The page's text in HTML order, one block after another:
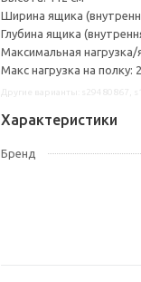
Ширина ящика
Глубина ящика
Максимальная нагрузка/
Макс нагрузка на полку:
Характеристики
Бренд